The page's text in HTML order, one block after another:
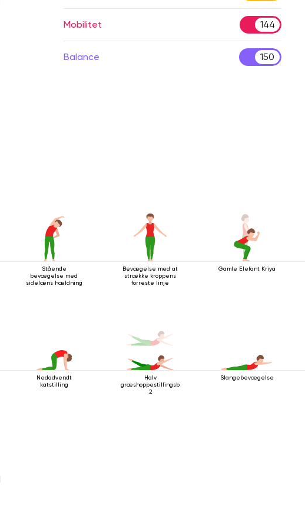
Mobilitet 144
Balance 150
Stående
bevægelse med
sidelæns hældning
Bevægelse med at
strække kroppens
forreste linje
Gamle Elefant Kriya
Nedadvendt
katstilling
Halv
græshoppestillingsbevægelse
2
Slangebevægelse